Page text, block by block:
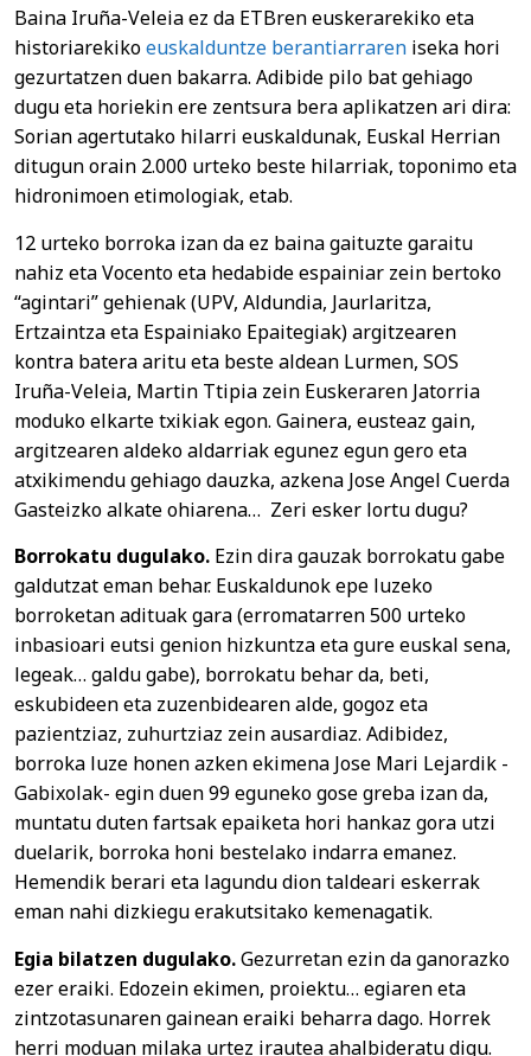
Baina Iruña-Veleia ez da ETBren euskerarekiko eta
historiarekikoeuskalduntze berantiarraren iseka hori
gezurtatzen duen bakarra. Adibide pilo bat gehiago
dugu eta horiekin ere zentsura bera aplikatzen ari dira:
Sorian agertutako hilarri euskaldunak, Euskal Herrian
ditugun orain 2.000 urteko beste hilarriak, toponimo eta
hidronimoen etimologiak, etab.
12 urteko borroka izan da ez baina gaituzte garaitu
nahiz eta Vocento eta hedabide espainiar zein bertoko
“agintari” gehienak (UPV, Aldundia, Jaurlaritza,
Ertzaintza eta Espainiako Epaitegiak) argitzearen
kontra batera aritu eta beste aldean Lurmen, SOS
Iruña-Veleia, Martin Ttipia zein Euskeraren Jatorria
moduko elkarte txikiak egon. Gainera, eusteaz gain,
argitzearen aldeko aldarriak egunez egun gero eta
atxikimendu gehiago dauzka, azkena Jose Angel Cuerda
Gasteizko alkate ohiarena… Zeri esker lortu dugu?
Borrokatu dugulako. Ezin dira gauzak borrokatu gabe
galdutzat eman behar. Euskaldunok epe luzeko
borroketan adituak gara (erromatarren 500 urteko
inbasioari eutsi genion hizkuntza eta gure euskal sena,
legeak… galdu gabe), borrokatu behar da, beti,
eskubideen eta zuzenbidearen alde, gogoz eta
pazientziaz, zuhurtziaz zein ausardiaz. Adibidez,
borroka luze honen azken ekimena Jose Mari Lejardik -
Gabixolak- egin duen 99 eguneko gose greba izan da,
muntatu duten fartsak epaiketa hori hankaz gora utzi
duelarik, borroka honi bestelako indarra emanez.
Hemendik berari eta lagundu dion taldeari eskerrak
eman nahi dizkiegu erakutsitako kemenagatik.
Egia bilatzen dugulako.Gezurretan ezin da ganorazko
ezer eraiki. Edozein ekimen, proiektu… egiaren eta
zintzotasunaren gainean eraiki beharra dago. Horrek
herri moduan milaka urtez irautea ahalbideratu digu.